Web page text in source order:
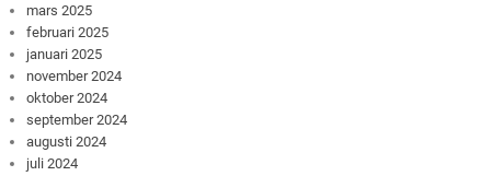
mars 2025
februari 2025
januari 2025
november 2024
oktober 2024
september 2024
augusti 2024
juli 2024